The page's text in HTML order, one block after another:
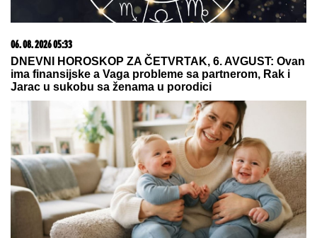
Nada Topčagić prekinula koncert, pa
se obratila OBEZBEĐENJU: "Ne
mogu da skočim, slomiću nogu!",
evo šta se desilo